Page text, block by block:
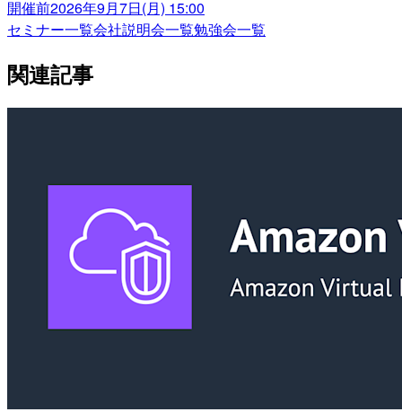
開催前2026年9月7日(月) 15:00
セミナー一覧会社説明会一覧勉強会一覧
関連記事